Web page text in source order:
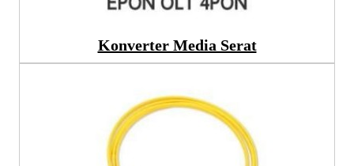
Konverter Media Serat